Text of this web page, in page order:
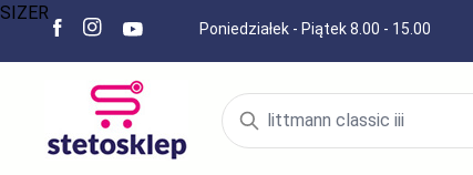
Poniedziałek - Piątek 8.00 - 15.00
SIZER